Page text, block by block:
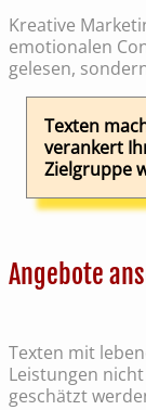
Kreative
emotionalen
gelesen,
Texten
verankert
Zielgruppe
Angebote
Texten mit
Leistungen
geschätzt